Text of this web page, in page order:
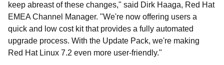
keep abreast of these changes," said Dirk Haaga, Red Hat
EMEA Channel Manager. "We're now offering users a
quick and low cost kit that provides a fully automated
upgrade process. With the Update Pack, we're making
Red Hat Linux 7.2 even more user-friendly."